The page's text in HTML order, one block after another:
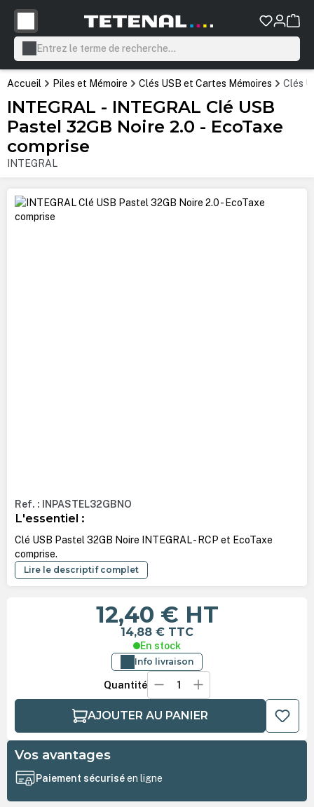
principal
Accueil Piles et Mémoire Clés USB et Cartes Mémoires Clés
INTEGRAL - INTEGRAL Clé USB
Pastel 32GB Noire 2.0 - EcoTaxe
comprise
INTEGRAL
Ignorer la galerie d'images
Ref. : INPASTEL32GBNO
L'essentiel :
Clé USB Pastel 32GB Noire INTEGRAL - RCP et EcoTaxe
comprise.
Lire le descriptif complet
12,40 € HT
14,88 € TTC
En stock
Info livraison
Quantité
AJOUTER AU PANIER
Vos avantages
Paiement sécuriséen ligne